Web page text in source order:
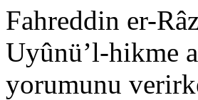
Fahreddin er-
Uyûnü’l-hikme
yorumunu